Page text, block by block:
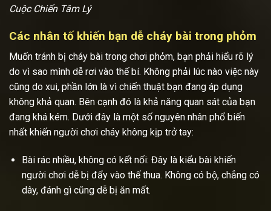
Cuộc Chiến Tâm Lý
Các nhân tố khiến bạn dễ cháy bài trong phỏm
Muốn tránh bị cháy bài trong chơi phỏm, bạn phải hiểu rõ lý
do vì sao mình dễ rơi vào thế bí. Không phải lúc nào việc này
cũng do xui, phần lớn là vì chiến thuật bạn đang áp dụng
không khả quan. Bên cạnh đó là khả năng quan sát của bạn
đang khá kém. Dưới đây là một số nguyên nhân phổ biến
nhất khiến người chơi cháy không kịp trở tay:
Bài rác nhiều, không có kết nối: Đây là kiểu bài khiến
người chơi dễ bị đẩy vào thế thua. Không có bộ, chẳng có
dây, đánh gì cũng dễ bị ăn mất.